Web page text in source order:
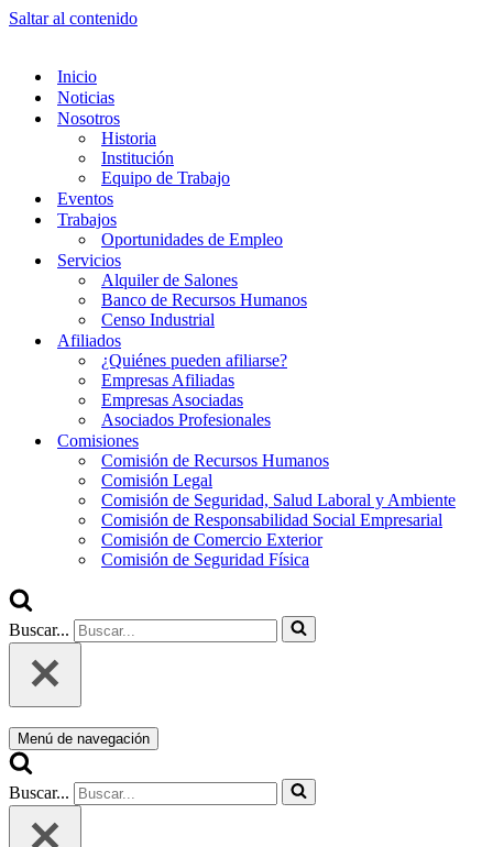
Saltar al contenido
Inicio
Noticias
Nosotros
Historia
Institución
Equipo de Trabajo
Eventos
Trabajos
Oportunidades de Empleo
Servicios
Alquiler de Salones
Banco de Recursos Humanos
Censo Industrial
Afiliados
¿Quiénes pueden afiliarse?
Empresas Afiliadas
Empresas Asociadas
Asociados Profesionales
Comisiones
Comisión de Recursos Humanos
Comisión Legal
Comisión de Seguridad, Salud Laboral y Ambiente
Comisión de Responsabilidad Social Empresarial
Comisión de Comercio Exterior
Comisión de Seguridad Física
Buscar...
Menú de navegación
Buscar...